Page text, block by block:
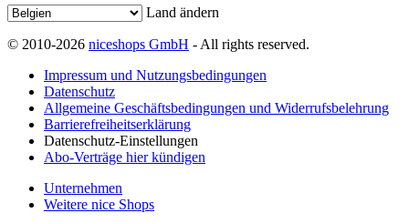
Land ändern
© 2010-2026 niceshops GmbH - All rights reserved.
Impressum und Nutzungsbedingungen
Datenschutz
Allgemeine Geschäftsbedingungen und Widerrufsbelehrung
Barrierefreiheitserklärung
Datenschutz-Einstellungen
Abo-Verträge hier kündigen
Unternehmen
Weitere nice Shops